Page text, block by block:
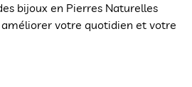
bijoux en Pierres Naturelles
améliorer votre quotidien et votre